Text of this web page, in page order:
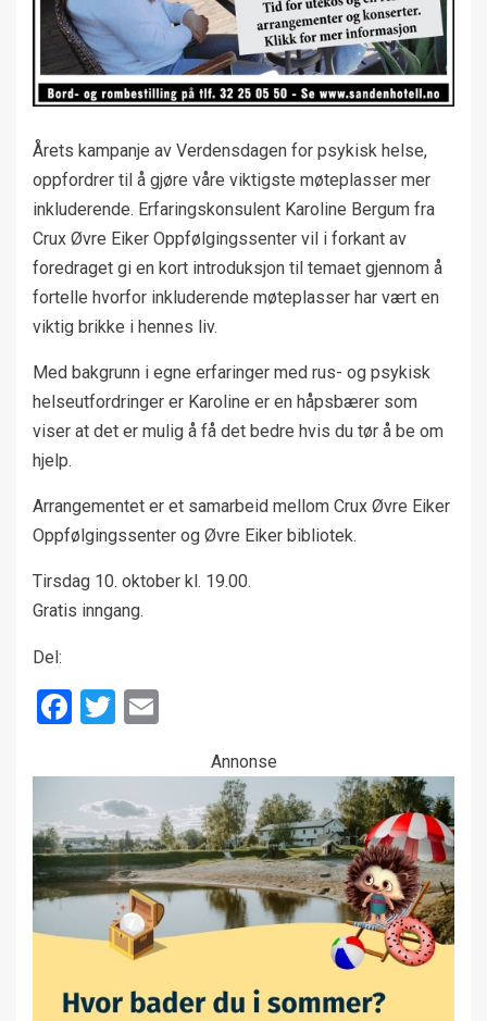
Årets kampanje av Verdensdagen for psykisk helse,
oppfordrer til å gjøre våre viktigste møteplasser mer
inkluderende. Erfaringskonsulent Karoline Bergum fra
Crux Øvre Eiker Oppfølgingssenter vil i forkant av
foredraget gi en kort introduksjon til temaet gjennom å
fortelle hvorfor inkluderende møteplasser har vært en
viktig brikke i hennes liv.
Med bakgrunn i egne erfaringer med rus- og psykisk
helseutfordringer er Karoline er en håpsbærer som
viser at det er mulig å få det bedre hvis du tør å be om
hjelp.
Arrangementet er et samarbeid mellom Crux Øvre Eiker
Oppfølgingssenter og Øvre Eiker bibliotek.
Tirsdag 10. oktober kl. 19.00.
Gratis inngang.
Del:
Facebook
Twitter
Annonse